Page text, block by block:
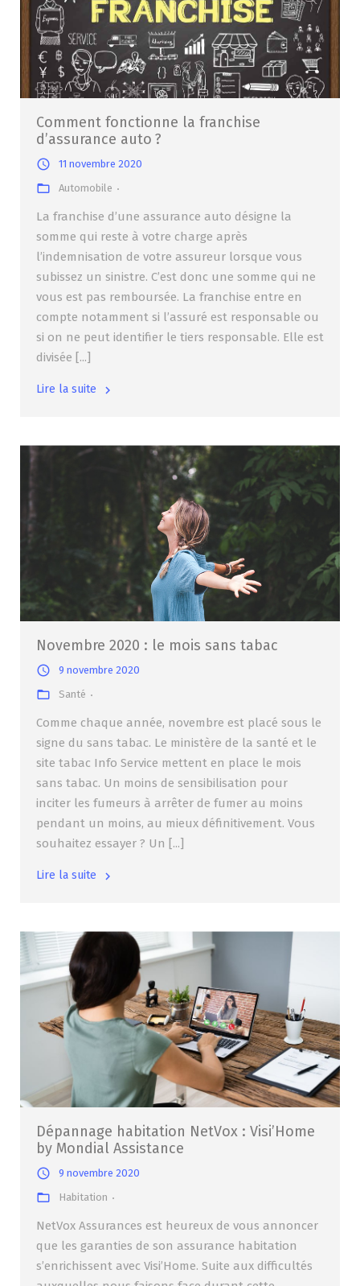
Comment fonctionne la franchise
d’assurance auto ?
11 novembre 2020
Automobile
La franchise d’une assurance auto désigne la
somme qui reste à votre charge après
l’indemnisation de votre assureur lorsque vous
subissez un sinistre. C’est donc une somme qui ne
vous est pas remboursée. La franchise entre en
compte notamment si l’assuré est responsable ou
si on ne peut identifier le tiers responsable. Elle est
divisée [...]
Lire la suite
Novembre 2020 : le mois sans tabac
9 novembre 2020
Santé
Comme chaque année, novembre est placé sous le
signe du sans tabac. Le ministère de la santé et le
site tabac Info Service mettent en place le mois
sans tabac. Un moins de sensibilisation pour
inciter les fumeurs à arrêter de fumer au moins
pendant un moins, au mieux définitivement. Vous
souhaitez essayer ? Un [...]
Lire la suite
Dépannage habitation NetVox : Visi’Home
by Mondial Assistance
9 novembre 2020
Habitation
NetVox Assurances est heureux de vous annoncer
que les garanties de son assurance habitation
s’enrichissent avec Visi’Home. Suite aux difficultés